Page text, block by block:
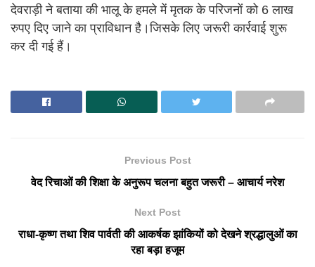
देवराड़ी ने बताया की भालू के हमले में मृतक के परिजनों को 6 लाख
रुपए दिए जाने का प्राविधान है।जिसके लिए जरूरी कार्रवाई शुरू
कर दी गई हैं।
Previous Post
वेद रिचाओं की शिक्षा के अनुरूप चलना बहुत जरूरी – आचार्य नरेश
Next Post
राधा-कृष्ण तथा शिव पार्वती की आकर्षक झांकियों को देखने श्रद्धालुओं का
रहा बड़ा हजूम